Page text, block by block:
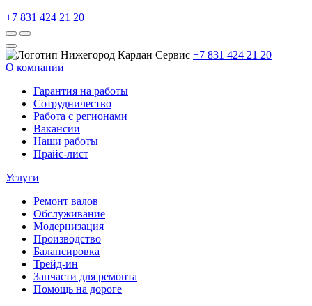
+7 831 424 21 20
+7 831 424 21 20
О компании
Гарантия на работы
Сотрудничество
Работа с регионами
Вакансии
Наши работы
Прайс-лист
Услуги
Ремонт валов
Обслуживание
Модернизация
Производство
Балансировка
Трейд-ин
Запчасти для ремонта
Помощь на дороге